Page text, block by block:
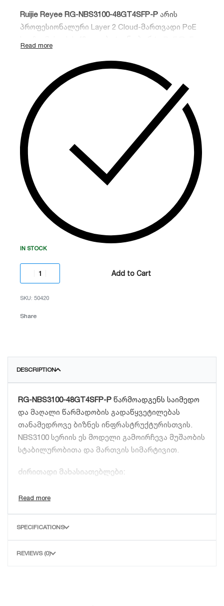
Ruijie Reyee RG-NBS3100-48GT4SFP-P არის
პროფესიონალური Layer 2 Cloud-მართვადი PoE
370Wჯამური ენერგიის ბიუჯეტით,
იგი იდეალურია IP კამერების,
IP ტელეფონებისა
და Wi-Fi წვდომის წერტილების მასშტაბური
ინსტალაციებისთვის.
IN STOCK
Add to Cart
50420
Share
DESCRIPTION
RG-NBS3100-48GT4SFP-P წარმოადგენს საიმედო
და მაღალი წარმადობის გადაწყვეტილებას
თანამედროვე ბიზნეს ინფრასტრუქტურისთვის.
NBS3100 სერიის ეს მოდელი გამოირჩევა მუშაობის
სტაბილურობითა და მართვის სიმარტივით.
ძირითადი მახასიათებლები:
48 გიგაბიტიანი PoE პორტი:
რაოდენობას და ინსტალაციის ხარჯებს.
უზრუნველყოფს ენერგიის სტაბილურ
SPECIFICATIONS
REVIEWS (0)